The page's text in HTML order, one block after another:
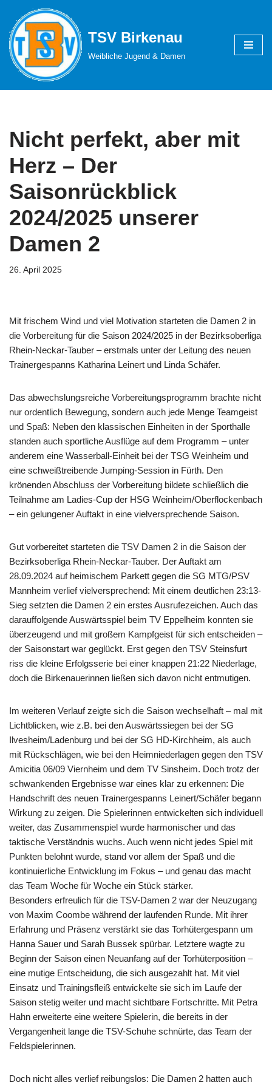
Zum
Inhalt
springen
TSV Birkenau
Weibliche Jugend & Damen
Nicht perfekt, aber mit
Herz – Der
Saisonrückblick
2024/2025 unserer
Damen 2
26. April 2025
Mit frischem Wind und viel Motivation starteten die Damen 2 in
die Vorbereitung für die Saison 2024/2025 in der Bezirksoberliga
Rhein-Neckar-Tauber – erstmals unter der Leitung des neuen
Trainergespanns Katharina Leinert und Linda Schäfer.
Das abwechslungsreiche Vorbereitungsprogramm brachte nicht
nur ordentlich Bewegung, sondern auch jede Menge Teamgeist
und Spaß: Neben den klassischen Einheiten in der Sporthalle
standen auch sportliche Ausflüge auf dem Programm – unter
anderem eine Wasserball-Einheit bei der TSG Weinheim und
eine schweißtreibende Jumping-Session in Fürth. Den
krönenden Abschluss der Vorbereitung bildete schließlich die
Teilnahme am Ladies-Cup der HSG Weinheim/Oberflockenbach
– ein gelungener Auftakt in eine vielversprechende Saison.
Gut vorbereitet starteten die TSV Damen 2 in die Saison der
Bezirksoberliga Rhein-Neckar-Tauber. Der Auftakt am
28.09.2024 auf heimischem Parkett gegen die SG MTG/PSV
Mannheim verlief vielversprechend: Mit einem deutlichen 23:13-
Sieg setzten die Damen 2 ein erstes Ausrufezeichen. Auch das
darauffolgende Auswärtsspiel beim TV Eppelheim konnten sie
überzeugend und mit großem Kampfgeist für sich entscheiden –
der Saisonstart war geglückt. Erst gegen den TSV Steinsfurt
riss die kleine Erfolgsserie bei einer knappen 21:22 Niederlage,
doch die Birkenauerinnen ließen sich davon nicht entmutigen.
Im weiteren Verlauf zeigte sich die Saison wechselhaft – mal mit
Lichtblicken, wie z.B. bei den Auswärtssiegen bei der SG
Ilvesheim/Ladenburg und bei der SG HD-Kirchheim, als auch
mit Rückschlägen, wie bei den Heimniederlagen gegen den TSV
Amicitia 06/09 Viernheim und dem TV Sinsheim. Doch trotz der
schwankenden Ergebnisse war eines klar zu erkennen: Die
Handschrift des neuen Trainergespanns Leinert/Schäfer begann
Wirkung zu zeigen. Die Spielerinnen entwickelten sich individuell
weiter, das Zusammenspiel wurde harmonischer und das
taktische Verständnis wuchs. Auch wenn nicht jedes Spiel mit
Punkten belohnt wurde, stand vor allem der Spaß und die
kontinuierliche Entwicklung im Fokus – und genau das macht
das Team Woche für Woche ein Stück stärker.
Besonders erfreulich für die TSV-Damen 2 war der Neuzugang
von Maxim Coombe während der laufenden Runde. Mit ihrer
Erfahrung und Präsenz verstärkt sie das Torhütergespann um
Hanna Sauer und Sarah Bussek spürbar. Letztere wagte zu
Beginn der Saison einen Neuanfang auf der Torhüterposition –
eine mutige Entscheidung, die sich ausgezahlt hat. Mit viel
Einsatz und Trainingsfleiß entwickelte sie sich im Laufe der
Saison stetig weiter und macht sichtbare Fortschritte. Mit Petra
Hahn erweiterte eine weitere Spielerin, die bereits in der
Vergangenheit lange die TSV-Schuhe schnürte, das Team der
Feldspielerinnen.
Doch nicht alles verlief reibungslos: Die Damen 2 hatten auch